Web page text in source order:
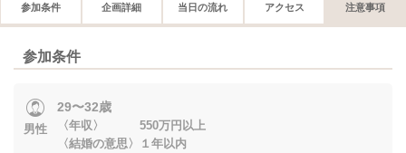
参加条件 企画詳細 当日の流れ アクセス 注意事項
参加条件
男性
29〜32歳
〈年収〉 550万円以上
〈結婚の意思〉１年以内